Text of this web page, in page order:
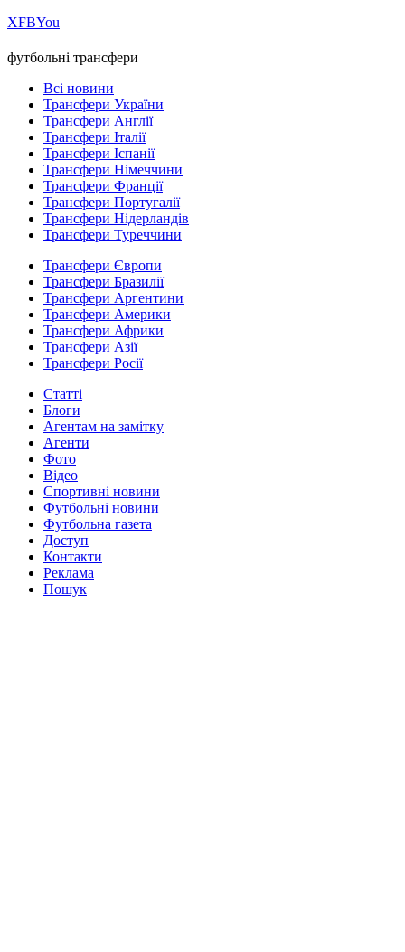
ХFBYou
футбольні трансфери
Всі новини
Трансфери України
Трансфери Англії
Трансфери Італії
Трансфери Іспанії
Трансфери Німеччини
Трансфери Франції
Трансфери Португалії
Трансфери Нідерландів
Трансфери Туреччини
Трансфери Європи
Трансфери Бразилії
Трансфери Аргентини
Трансфери Америки
Трансфери Африки
Трансфери Азії
Трансфери Росії
Статті
Блоги
Агентам на замітку
Агенти
Фото
Відео
Спортивні новини
Футбольні новини
Футбольна газета
Доступ
Контакти
Реклама
Пошук